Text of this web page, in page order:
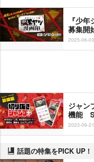
『少
募集開
2025-06-03
ジャン
機能
2023-09-21
話題の特集をPICK UP！